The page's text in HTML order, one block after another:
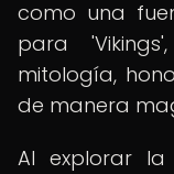
como una
para
mitología,
de manera
Al explorar la